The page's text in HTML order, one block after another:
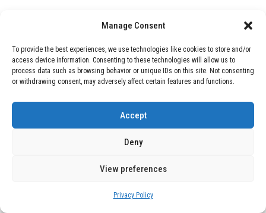
Manage Consent
To provide the best experiences, we use technologies like cookies to store and/or
access device information. Consenting to these technologies will allow us to
process data such as browsing behavior or unique IDs on this site. Not consenting
or withdrawing consent, may adversely affect certain features and functions.
Accept
Deny
View preferences
Privacy Policy